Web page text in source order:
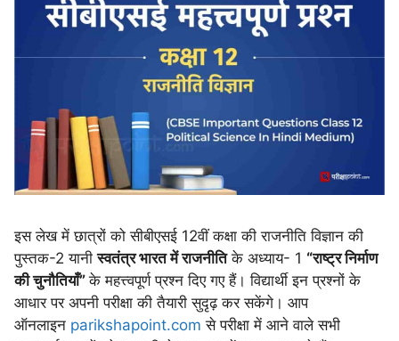
इस लेख में छात्रों को सीबीएसई 12वीं कक्षा की राजनीति विज्ञान की
पुस्तक-2 यानीस्वतंत्र भारत में राजनीतिके अध्याय- 1 “राष्ट्र निर्माण
की चुनौतियाँ”के महत्त्वपूर्ण प्रश्न दिए गए हैं। विद्यार्थी इन प्रश्नों के
आधार पर अपनी परीक्षा की तैयारी सुदृढ़ कर सकेंगे। आप
ऑनलाइन parikshapoint.com से परीक्षा में आने वाले सभी